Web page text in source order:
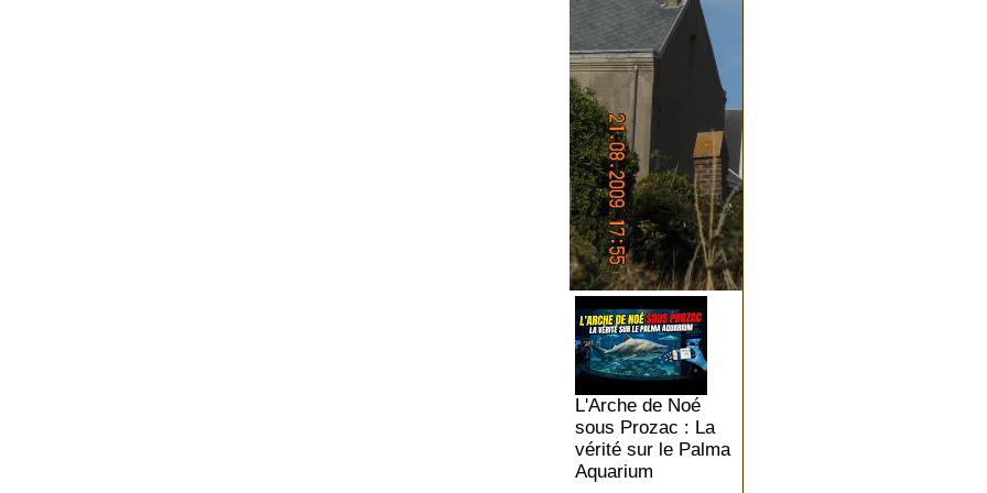
L'Arche de Noé
sous Prozac : La
vérité sur le Palma
Aquarium